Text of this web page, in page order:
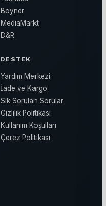
Boyner
MediaMarkt
D&R
DESTEK
Yardım Merkezi
İade ve Kargo
Sık Sorulan Sorular
Gizlilik Politikası
Kullanım Koşulları
Çerez Politikası